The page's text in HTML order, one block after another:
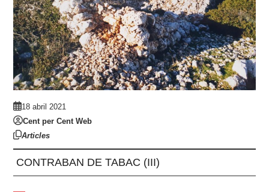
18 abril 2021
Cent per Cent Web
Articles
CONTRABAN DE TABAC (III)